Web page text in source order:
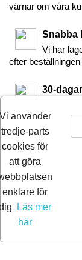
värnar om våra
Snabba
Vi har
efter
30-
© 2026 Extra Pro
använder
tredje-parts
cookies för
att göra
enklare för
Läs mer
här